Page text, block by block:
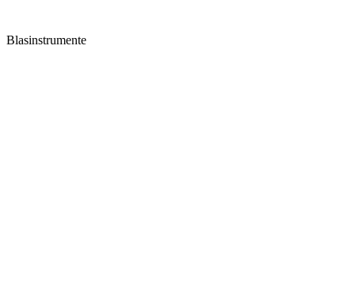
Blasinstrumente